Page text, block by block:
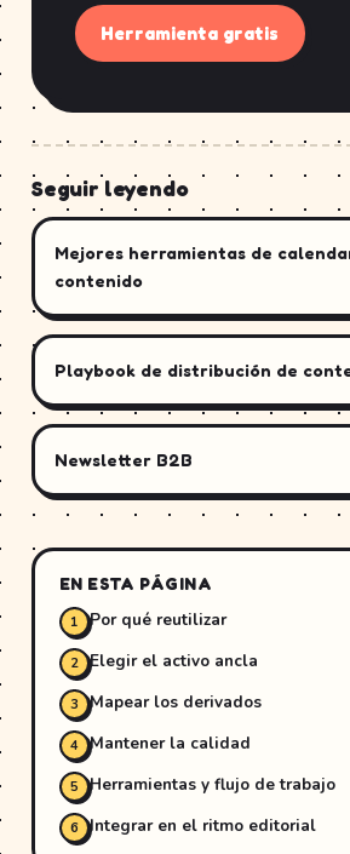
Herramienta gratis
Seguir leyendo
Mejores herramientas de
contenido
Playbook de distribución de
Newsletter B2B
EN ESTA PÁGINA
Por qué reutilizar
Elegir el activo ancla
Mapear los derivados
Mantener la calidad
Herramientas y flujo de trabajo
Integrar en el ritmo editorial